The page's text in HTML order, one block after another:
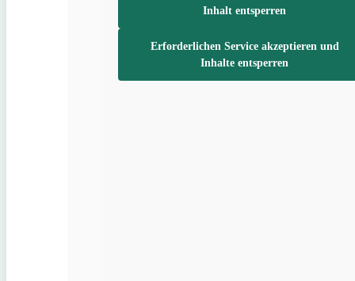
Inhalt entsperren
Erforderlichen Service akzeptieren und
Inhalte entsperren